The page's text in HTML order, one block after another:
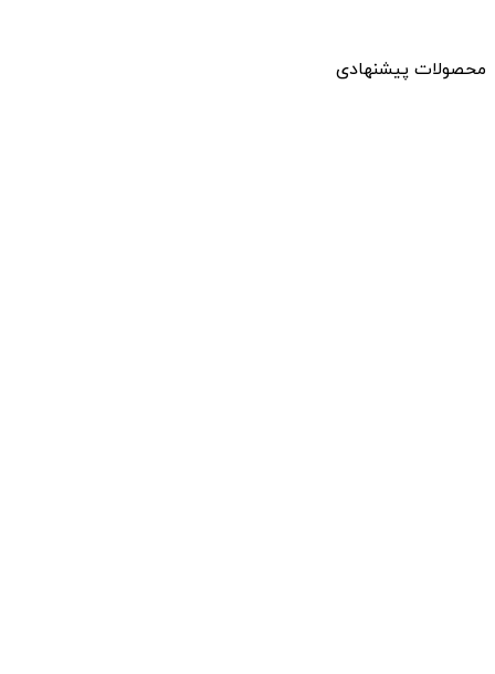
محصولات پیشنهادی